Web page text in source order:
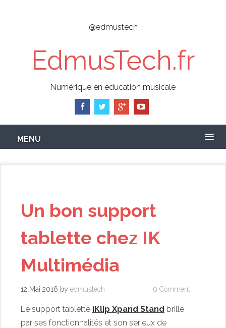
@edmustech
EdmusTech.fr
Numérique en éducation musicale
MENU
Un bon support
tablette chez IK
Multimédia
12 Mai 2016 by edmustech 0 Comment
Le support tablette iKlip Xpand Stand brille
par ses fonctionnalités et son sérieux de